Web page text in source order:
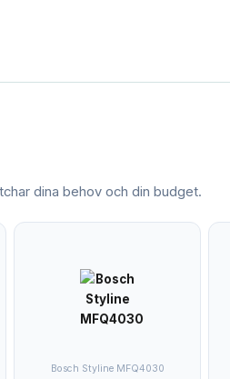
dina behov och din budget.
Bosch Styline MFQ4030